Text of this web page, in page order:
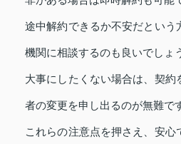
途中解約できるか不安だという
機関に相談するのも良いでしょ
大事にしたくない場合は、契約
者の変更を申し出るのが無難で
これらの注意点を押さえ、安心